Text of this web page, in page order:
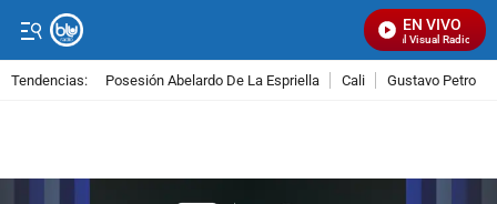
EN VIVO
Señal Visual Radio
Tendencias: Posesión Abelardo De La Espriella Cali Gustavo Petro